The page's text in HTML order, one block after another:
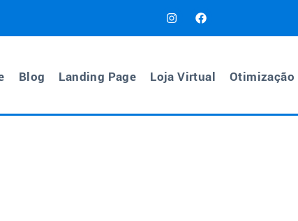
Blog Landing Page Loja Virtual Otimização